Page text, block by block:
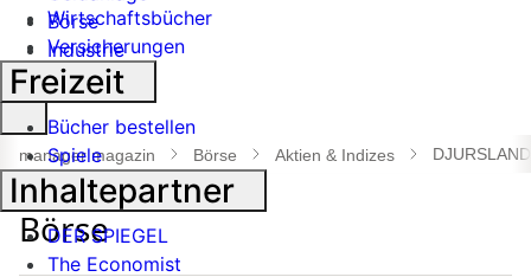
Börse
Industrie
Suche
öffnen
manager magazin Börse Aktien & Indizes
Wirtschaftsbücher
Versicherungen
Freizeit
Bücher bestellen
Spiele
Inhaltepartner
DER SPIEGEL
The Economist